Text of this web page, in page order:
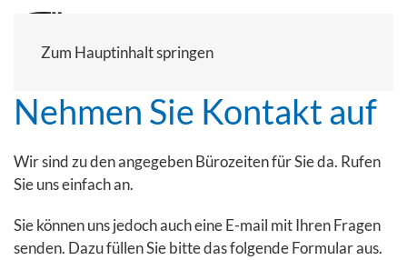
Zum Hauptinhalt springen
Nehmen Sie Kontakt auf
Wir sind zu den angegeben Bürozeiten für Sie da. Rufen
Sie uns einfach an.
Sie können uns jedoch auch eine E-mail mit Ihren Fragen
senden. Dazu füllen Sie bitte das folgende Formular aus.